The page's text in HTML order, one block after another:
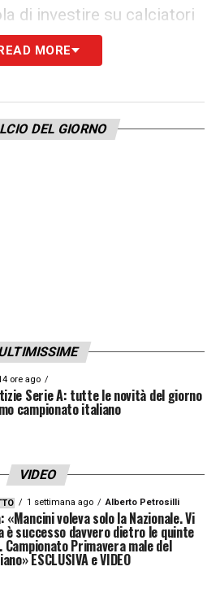
di investire su calciatori
per il campionato
gigliata è alla ricerca di
caratteristiche
di possedere
di gennaio, soprattutto in
economicamente
tempo, non è
preferisca rimandare
e il suo rendimento nel
è al momento
MORE
DEL GIORNO
ore ago
Serie A: tutte le novità del giorno
campionato italiano
VIDEO
1 settimana ago Alberto Petrosilli
«Mancini voleva solo la Nazionale. Vi
è successo davvero dietro le quinte
Campionato Primavera male del
ESCLUSIVA e VIDEO